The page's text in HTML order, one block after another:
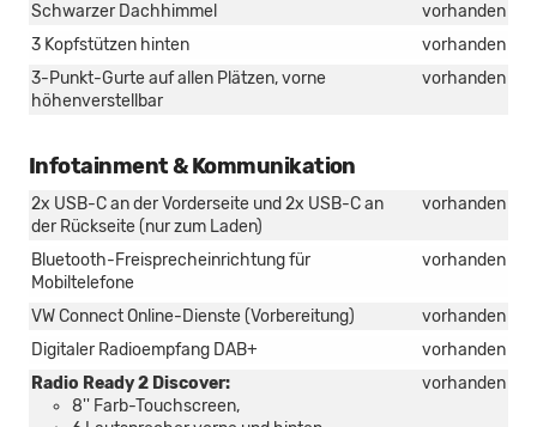
Schwarzer Dachhimmel
vorhanden
3 Kopfstützen hinten
vorhanden
3-Punkt-Gurte auf allen Plätzen, vorne
höhenverstellbar
vorhanden
Infotainment & Kommunikation
2x USB-C an der Vorderseite und 2x USB-C an
der Rückseite (nur zum Laden)
vorhanden
Bluetooth-Freisprecheinrichtung für
Mobiltelefone
vorhanden
VW Connect Online-Dienste (Vorbereitung)
vorhanden
Digitaler Radioempfang DAB+
vorhanden
Radio Ready 2 Discover:
8'' Farb-Touchscreen,
vorhanden